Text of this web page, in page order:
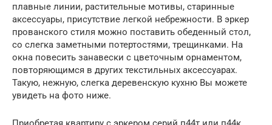
плавные линии, растительные мотивы, старинные
аксессуары, присутствие легкой небрежности. В эркер
прованского стиля можно поставить обеденный стол,
со слегка заметными потертостями, трещинками. На
окна повесить занавески с цветочным орнаментом,
повторяющимся в других текстильных аксессуарах.
Такую, нежную, слегка деревенскую кухню Вы можете
увидеть на фото ниже.